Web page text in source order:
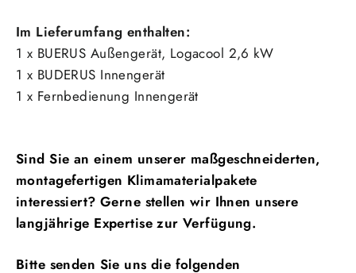
Im Lieferumfang enthalten:
1 x BUERUS Außengerät, Logacool 2,6 kW
1 x BUDERUS Innengerät
1 x Fernbedienung Innengerät
Sind Sie an einem unserer maßgeschneiderten,
montagefertigen Klimamaterialpakete
interessiert? Gerne stellen wir Ihnen unsere
langjährige Expertise zur Verfügung.
Bitte senden Sie uns die folgenden